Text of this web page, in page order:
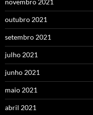
outubro 2021
setembro 2021
julho 2021
junho 2021
maio 2021
abril 2021